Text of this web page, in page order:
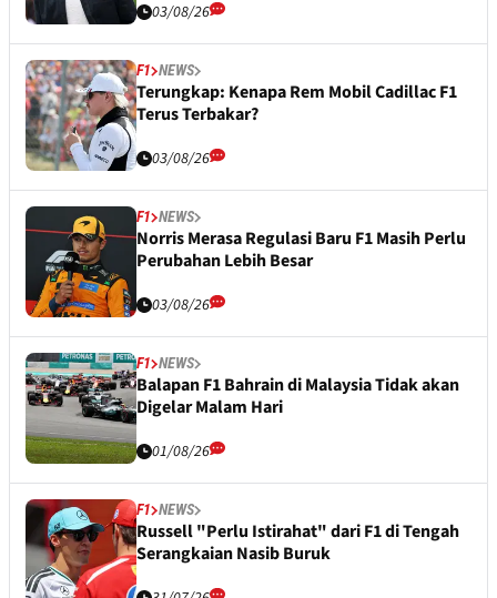
03/08/26
F1 NEWS
Terungkap: Kenapa Rem Mobil Cadillac F1
Terus Terbakar?
03/08/26
F1 NEWS
Norris Merasa Regulasi Baru F1 Masih Perlu
Perubahan Lebih Besar
03/08/26
F1 NEWS
Balapan F1 Bahrain di Malaysia Tidak akan
Digelar Malam Hari
01/08/26
F1 NEWS
Russell "Perlu Istirahat" dari F1 di Tengah
Serangkaian Nasib Buruk